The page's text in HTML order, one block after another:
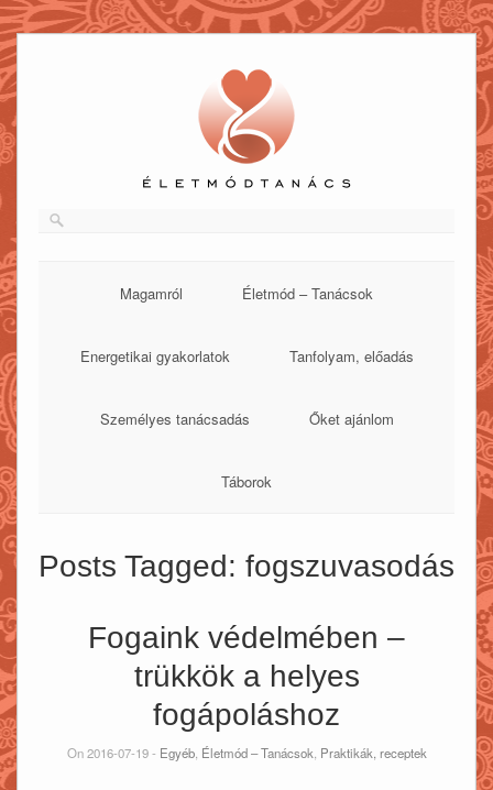
Magamról Életmód – Tanácsok
Energetikai gyakorlatok Tanfolyam, előadás
Személyes tanácsadás Őket ajánlom
Táborok
Posts Tagged: fogszuvasodás
Fogaink védelmében –
trükkök a helyes
fogápoláshoz
On 2016-07-19 - Egyéb, Életmód – Tanácsok Praktikák, receptek